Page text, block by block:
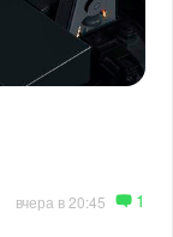
вчера в 20:45 1